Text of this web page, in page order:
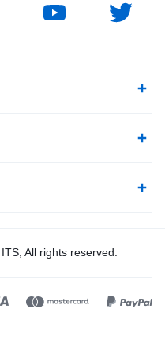
All rights reserved.